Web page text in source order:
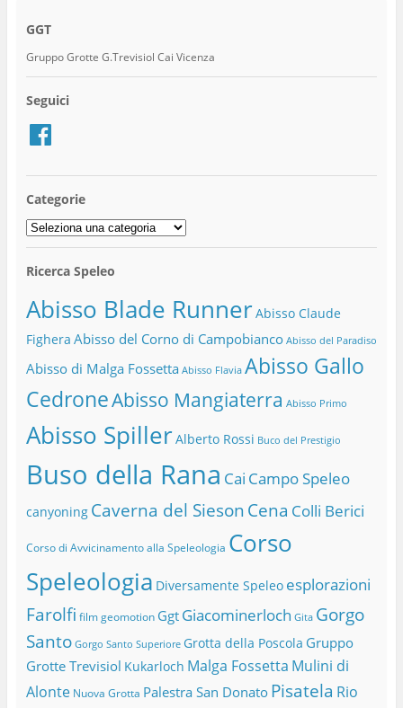
GGT
Gruppo Grotte G.Trevisiol Cai Vicenza
Seguici
Facebook
Categorie
Categorie
Ricerca Speleo
Abisso Blade RunnerAbisso Claude
Fighera Abisso del Corno di Campobianco Abisso del Paradiso
Abisso di Malga Fossetta Abisso Flavia Abisso Gallo
CedroneAbisso Mangiaterra Abisso Primo
Abisso SpillerAlberto Rossi Buco del Prestigio
Buso della Rana Cai Campo Speleo
canyoning Caverna del Sieson Cena Colli Berici
Corso di Avvicinamento alla Speleologia Corso
Speleologia Diversamente Speleo esplorazioni
Farolfi film geomotion Ggt Giacominerloch Gita Gorgo
Santo Gorgo Santo Superiore Grotta della Poscola Gruppo
Grotte Trevisiol Kukarloch Malga Fossetta Mulini di
Alonte Nuova Grotta Palestra San Donato Pisatela Rio